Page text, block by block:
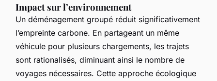
Impact sur l’environnement
Un déménagement groupé réduit significativement
l’empreinte carbone. En partageant un même
véhicule pour plusieurs chargements, les trajets
sont rationalisés, diminuant ainsi le nombre de
voyages nécessaires. Cette approche écologique